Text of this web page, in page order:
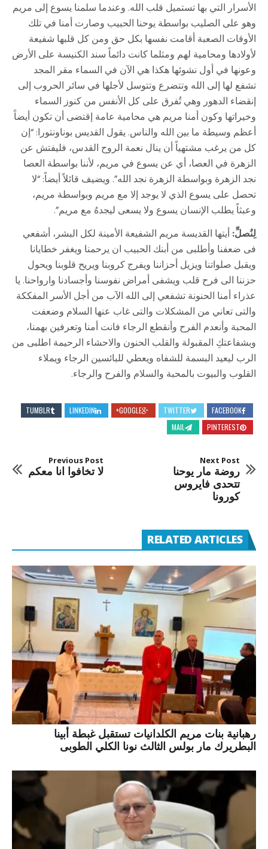
الأسرار التي بها تستميل قلب الله. وعندما سلمنا يسوع إلى مريم
وهو على الصليب بواسطة يوحنا الحبيب وصارت أمنا في تلك
الأوقات الصعبة أقامت نفسها بكل حق ومن كل قلبها شفيعة
لأولادها ومحامية لهم ومثلما كانت دائماً سند الكنيسة على الأرض
وعونها في أول نشوئها هكذا هي الآن في السماء مقر المجد
تشفع لها إلى الله وتتضرع وتتوسل لأجلها في سائر الحروب إلى
إنقضاء الدهور وهي تُفرق على كل الأنفس من كنوز السماء
وخيراتها وكون أمنا مريم هي محامية عامة إقتضى أن تكون أيضاً
أعظم وسيطة ما بين الله والناس. يقول القديس بوناونتورا: “إن
كل من يرغب مشتهياً أن ينال نعمة الروح القدس، فليفتش عن
الزهرة في العصا، أي عن يسوع في مريم، لأننا بواسطة العصا
نجد الزهرة وبواسطة الزهرة نجد الله”. ويضيف قائلاً أيضاً: “لا
تحصل على يسوع الذي لا يوجد إلا مع مريم وبواسطة مريم،
وعبثاً يطلب الإنسان يسوع ولا يسعى ليجدهُ مع مريم”.
لِنُصلِّ:أيتها القديسة مريم الشفيعة الأمينة لكل البشر، أشفعي
فى ضعفنا وأطلبى من أبنك الحبيب ان يرحمنا ويغفر خطايانا
ويقبل صلواتنا ويزيل أحزاننا ويفرج كروبنا ويريح قلوبنا ويحول
حزننا الى فرح قلب ويشفى أمراض نفوسنا وأجسادنا وارواحنا. يا
عذراء أمنا الحنونة تشفعي إلى الله الآب من أجل الأسر المفككة
والتى تعاني من المشكلات والتى غاب عنها السلام وضعفت
المحبة وأنعدم الفرح وأنقطع الرجاء فانت أمنا وتعرفين بهمنا،
وبشفاعتكِ المقبولة والقلب الحنون والاحشاء الرحيمة اطلبى من
الرب ليعيد البسمة للشفاه ويعطي للبائسين الرجاء ويملاء
القلوب والبيوت بالمحبة والسلام والفرح والرجاء.
FACEBOOK
TWITTER
GOOGLE+
LINKEDIN
TUMBLR
PINTEREST
MAIL
Previous Post
لا تخافوا انا معكم
Next Post
روضة مار يوحنا
تتحدى فايروس
كورونا
RELATED ARTICLES
رهبانية بنات مريم الكلدانيات تستقبل غبطة أبينا
البطريرك مار بولس الثالث نونا الكلي الطوبى